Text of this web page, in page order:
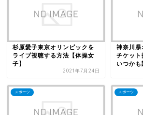
杉原愛子東京オリンピックを
ライブ視聴する方法【体操女
子】
2021年7月24日
神奈川県
チケット
いつかも
スポーツ スポーツ